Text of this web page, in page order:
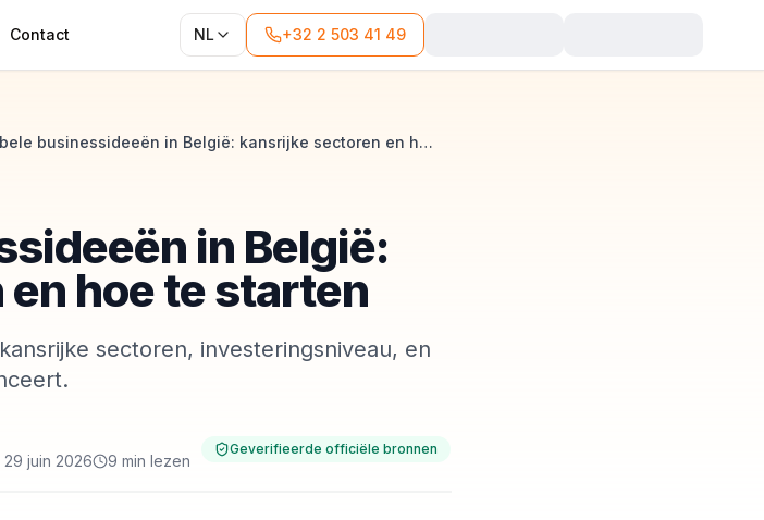
Contact NL +32 2 503 41 49
Rendabele businessideeën in België: kansrijke sectoren en hoe te starten
in België:
hoe te starten
sectoren, investeringsniveau, en
juin 2026 9 min lezen
Geverifieerde officiële bronnen